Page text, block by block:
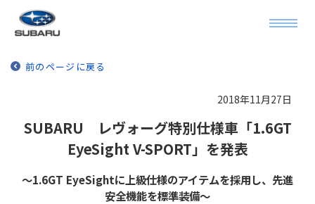
前のページに戻る
2018年11月27日
SUBARU レヴォーグ特別仕様車「1.6GT
EyeSight V-SPORT」を発表
～1.6GT EyeSightに上級仕様のアイテムを採用し、先進
安全機能を標準装備～